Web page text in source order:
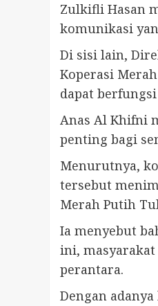
Zulkifli Hasan
komunikasi
Di sisi lain,
Koperasi
dapat
Anas Al Khifni
penting bagi
Menurutnya,
tersebut
Merah Putih
Ia menyebut
ini,
perantara.
Dengan